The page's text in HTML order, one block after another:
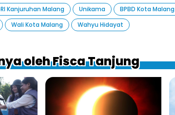
Kanjuruhan Malang Unikama BPBD Kota Malang
Wali Kota Malang Wahyu Hidayat
oleh Fisca Tanjung